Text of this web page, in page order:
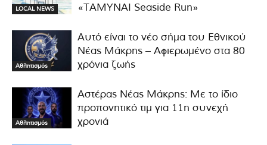
LOCAL NEWS
«ΤΑΜΥΝΑΙ Seaside Run»
Αθλητισμός
Αυτό είναι το νέο σήμα του Εθνικού
Νέας Μάκρης – Αφιερωμένο στα 80
χρόνια ζωής
Αθλητισμός
Αστέρας Νέας Μάκρης: Με το ίδιο
προπονητικό τιμ για 11η συνεχή
χρονιά